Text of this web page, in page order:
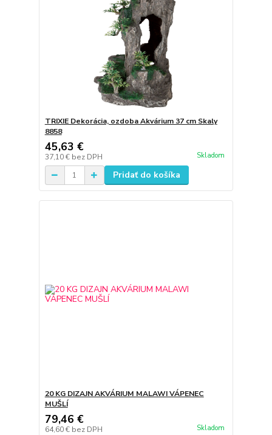
TRIXIE Dekorácia, ozdoba Akvárium 37 cm Skaly
8858
45,63 €
37,10 € bez DPH Skladom
Pridať do košíka
20 KG DIZAJN AKVÁRIUM MALAWI VÁPENEC
MUŠLÍ
79,46 €
64,60 € bez DPH Skladom